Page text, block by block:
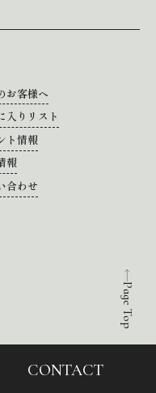
CONTACT
Page Top
お客様へ
入りリスト
ト情報
報
合わせ